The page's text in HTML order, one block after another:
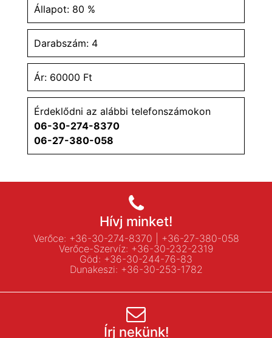
Állapot: 80 %
Darabszám: 4
Ár: 60000 Ft
Érdeklődni az alábbi telefonszámokon
06-30-274-8370
06-27-380-058
Hívj minket!
Verőce: +36-30-274-8370
+36-27-380-058
Verőce-Szervíz: +36-30-232-2319
Göd: +36-30-244-76-83
Dunakeszi: +36-30-253-1782
Írj nekünk!